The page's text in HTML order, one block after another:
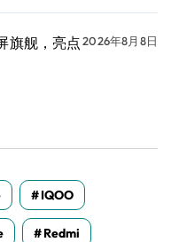
旗舰，亮点2026年8月8日
IQOO
Redmi